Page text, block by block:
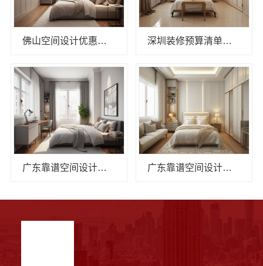
佛山空间设计优惠活动售后无忧选鼎饰 深圳装修预算清单零增项承诺，广东鼎饰空间装饰工程有限公司
广东靠谱空间设计环保材料广东鼎饰空间装饰工程有限公司 广东靠谱空间设计环保材料，广东鼎饰空间装饰材料直供